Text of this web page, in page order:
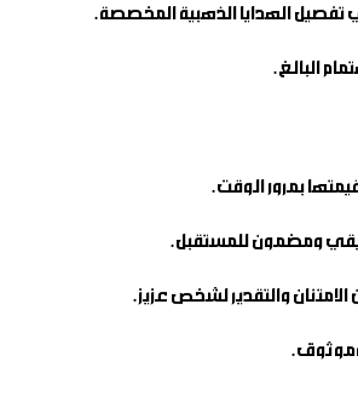
البالغ.
بمرور الوقت.
ومضمون للمستقبل.
وموثوق.